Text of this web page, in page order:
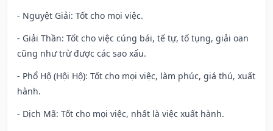
- Nguyệt Giải: Tốt cho mọi việc.
- Giải Thần: Tốt cho việc cúng bái, tế tự, tố tụng, giải oan
cũng như trừ được các sao xấu.
- Phổ Hộ (Hội Hộ): Tốt cho mọi việc, làm phúc, giá thú, xuất
hành.
- Dịch Mã: Tốt cho mọi việc, nhất là việc xuất hành.